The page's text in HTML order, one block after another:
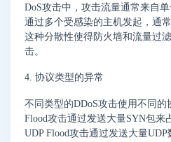
DoS攻击中，攻击流量通常来自
通过多个受感染的主机发起，通
这种分散性使得防火墙和流量过
击。
4. 协议类型的异常
不同类型的DDoS攻击使用不同的
Flood攻击通过发送大量SYN包来
UDP Flood攻击通过发送大量